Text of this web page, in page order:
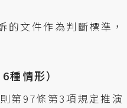
文件作為判斷標準，
情形）
第97條第3項規定推演